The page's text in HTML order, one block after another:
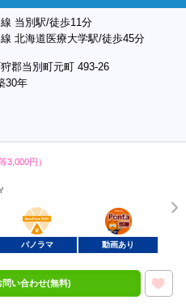
線 当別駅/徒歩11分
線 北海道医療大学駅/徒歩45分
郡当別町元町 493-26
30年
3,000円）
BunChinPAY
ポンタ
部屋
パノラマ 動画あり
問い合わせ(無料)